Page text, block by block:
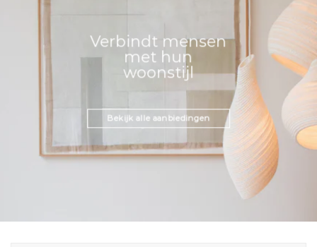
Verbindt mensen
met hun
woonstijl
Bekijk alle aanbiedingen